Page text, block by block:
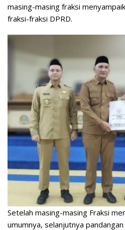
masing-masing fraksi
fraksi-fraksi DPRD.
Setelah masing-masing Fraksi
umumnya, selanjutnya